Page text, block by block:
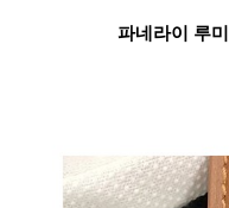
파네라이 루